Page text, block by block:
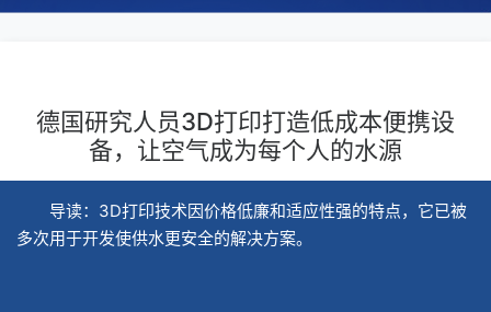
德国研究人员3D打印打造低成本便携设
备，让空气成为每个人的水源
导读：3D打印技术因价格低廉和适应性强的特点，它已被
多次用于开发使供水更安全的解决方案。